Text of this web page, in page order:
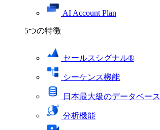
AI Account Plan
5つの特徴
セールスシグナル®
シーケンス機能
日本最大級のデータベース
分析機能